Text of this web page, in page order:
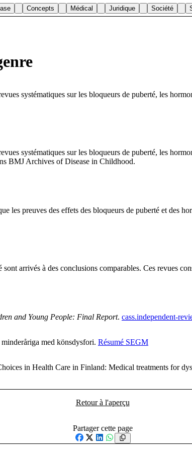
Concepts Médical Juridique Société
systématiques sur les bloqueurs de puberté, les
systématiques sur les bloqueurs de puberté, les
BMJ Archives of Disease in Childhood.
preuves des effets des bloqueurs de puberté et des
arrivés à des conclusions comparables. Ces revues
and Young People: Final Report. cass.independent-
med könsdysfori. Résumé SEGM
in Health Care in Finland: Medical treatments for
Retour à l'aperçu
Partager cette page
Facebook
X LinkedIn
WhatsApp